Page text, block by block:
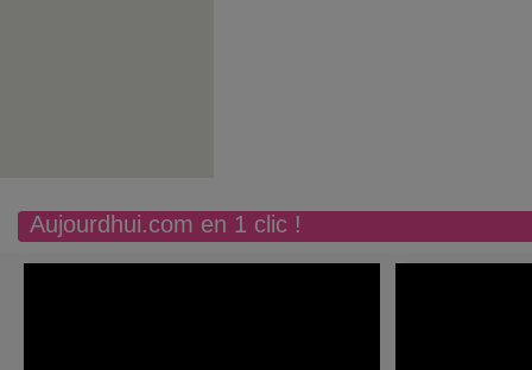
Aujourdhui.com en 1 clic !